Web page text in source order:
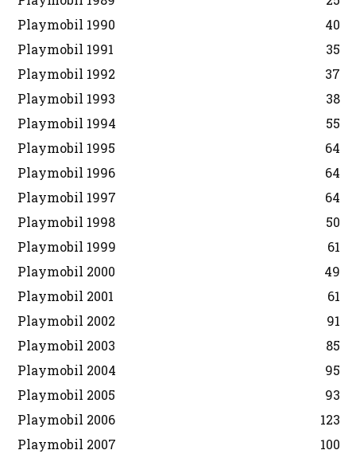
Playmobil 1990
40
Playmobil 1991
35
Playmobil 1992
37
Playmobil 1993
38
Playmobil 1994
55
Playmobil 1995
64
Playmobil 1996
64
Playmobil 1997
64
Playmobil 1998
50
Playmobil 1999
61
Playmobil 2000
49
Playmobil 2001
61
Playmobil 2002
91
Playmobil 2003
85
Playmobil 2004
95
Playmobil 2005
93
Playmobil 2006
123
Playmobil 2007
100